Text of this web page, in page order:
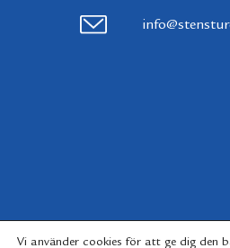
Vi använder cookies för att ge dig den